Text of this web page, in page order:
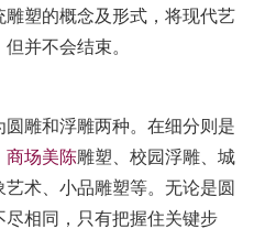
塑的概念及形式，将现代艺
并不会结束。
雕和浮雕两种。在细分则是
商场美陈雕塑、校园浮雕、城
术、小品雕塑等。无论是圆
相同，只有把握住关键步